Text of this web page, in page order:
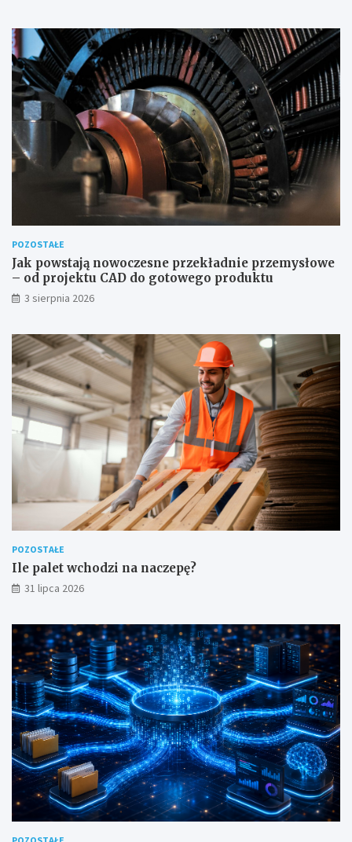
POZOSTAŁE
Jak powstają nowoczesne przekładnie przemysłowe
– od projektu CAD do gotowego produktu
3 sierpnia 2026
POZOSTAŁE
Ile palet wchodzi na naczepę?
31 lipca 2026